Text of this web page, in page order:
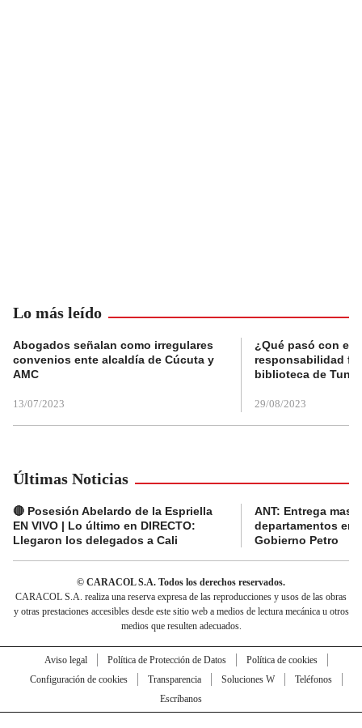
Lo más leído
Abogados señalan como irregulares
convenios ente alcaldía de Cúcuta y
AMC
13/07/2023
¿Qué pasó con el
responsabilidad
biblioteca de
29/08/2023
Últimas Noticias
🔴 Posesión Abelardo de la Espriella
EN VIVO | Lo último en DIRECTO:
Llegaron los delegados a Cali
ANT: Entrega
departamentos en
Gobierno Petro
© CARACOL S.A. Todos los derechos reservados.
CARACOL S.A. realiza una reserva expresa de las reproducciones y usos de las obras
y otras prestaciones accesibles desde este sitio web a medios de lectura mecánica u otros
medios que resulten adecuados.
Aviso legal Política de Protección de Datos
Política de cookies
Configuración de cookies
Transparencia Soluciones W
Teléfonos
Escríbanos